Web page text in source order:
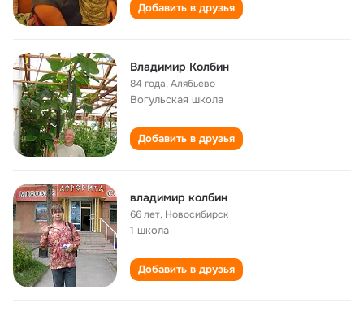
Добавить в друзья
Владимир Колбин
84 года,Алябьево
Вогульская школа
Добавить в друзья
владимир колбин
66 лет, Новосибирск
1 школа
Добавить в друзья